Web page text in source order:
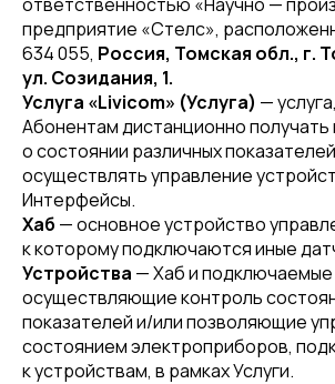
предприятие «Стелс»,
634 055, Россия, Томская обл., г.
ул. Созидания, 1.
Услуга «Livicom» (Услуга) —
Абонентам дистанционно
о состоянии различных
осуществлять управление
Интерфейсы.
Хаб — основное устройство
к которому подключаются иные
Устройства — Хаб и подключаемые
осуществляющие контроль
показателей и/или позволяющие
состоянием электроприборов,
к устройствам, в рамках Услуги.